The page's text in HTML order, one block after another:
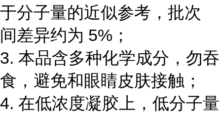
于分子量的近似参考，批次
间差异约为 5%；
3. 本品含多种化学成分，勿吞
食，避免和眼睛皮肤接触；
4. 在低浓度凝胶上，低分子量